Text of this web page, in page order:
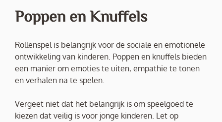
Poppen en Knuffels
Rollenspel is belangrijk voor de sociale en emotionele
ontwikkeling van kinderen. Poppen en knuffels bieden
een manier om emoties te uiten, empathie te tonen
en verhalen na te spelen.
Vergeet niet dat het belangrijk is om speelgoed te
kiezen dat veilig is voor jonge kinderen. Let op